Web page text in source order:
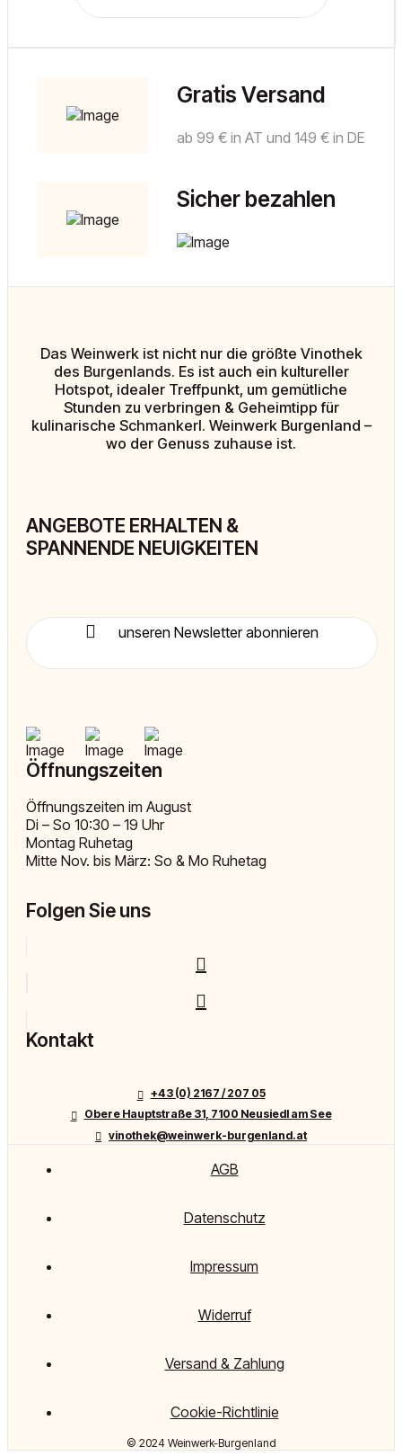
Gratis Versand
ab 99 € in AT und 149 € in DE
Sicher bezahlen
Das Weinwerk ist nicht nur die größte Vinothek
des Burgenlands. Es ist auch ein kultureller
Hotspot, idealer Treffpunkt, um gemütliche
Stunden zu verbringen & Geheimtipp für
kulinarische Schmankerl. Weinwerk Burgenland –
wo der Genuss zuhause ist.
ANGEBOTE ERHALTEN &
SPANNENDE NEUIGKEITEN
unseren Newsletter abonnieren
Öffnungszeiten
Öffnungszeiten im August
Di – So 10:30 – 19 Uhr
Montag Ruhetag
Mitte Nov. bis März: So & Mo Ruhetag
Folgen Sie uns
Kontakt
+43 (0) 2167 / 207 05
Obere Hauptstraße 31, 7100 Neusiedl am See
vinothek@weinwerk-burgenland.at
© 2024 Weinwerk-Burgenland
AGB
Datenschutz
Impressum
Widerruf
Versand & Zahlung
Cookie-Richtlinie